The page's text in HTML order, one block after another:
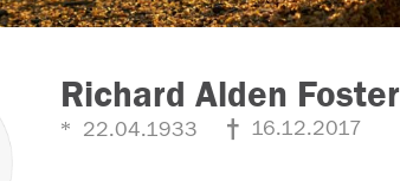
Richard Alden Foster
22.04.1933 16.12.2017